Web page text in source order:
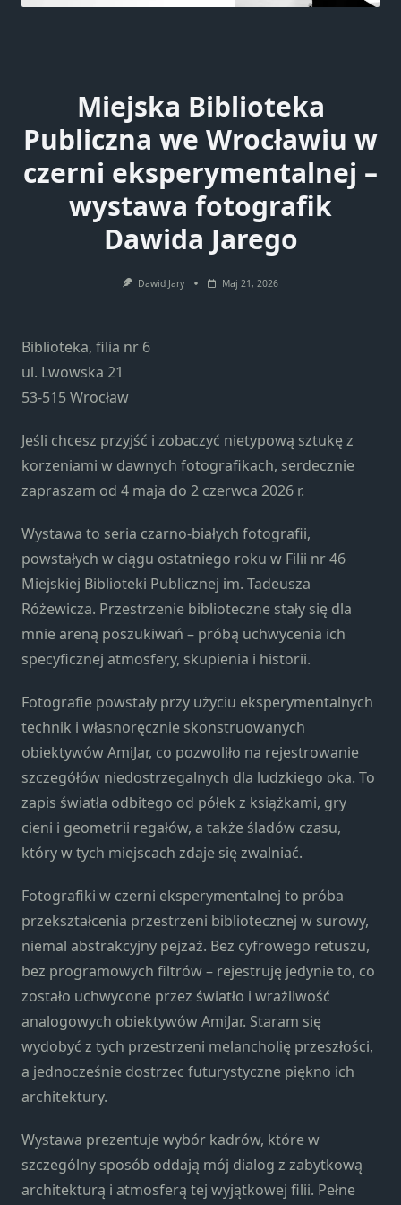
Miejska Biblioteka
Publiczna we Wrocławiu w
czerni eksperymentalnej –
wystawa fotografik
Dawida Jarego
Dawid Jary Maj 21, 2026
Biblioteka, filia nr 6
ul. Lwowska 21
53-515 Wrocław
Jeśli chcesz przyjść i zobaczyć nietypową sztukę z
korzeniami w dawnych fotografikach, serdecznie
zapraszam od 4 maja do 2 czerwca 2026 r.
Wystawa to seria czarno-białych fotografii,
powstałych w ciągu ostatniego roku w Filii nr 46
Miejskiej Biblioteki Publicznej im. Tadeusza
Różewicza. Przestrzenie biblioteczne stały się dla
mnie areną poszukiwań – próbą uchwycenia ich
specyficznej atmosfery, skupienia i historii.
Fotografie powstały przy użyciu eksperymentalnych
technik i własnoręcznie skonstruowanych
obiektywów AmiJar, co pozwoliło na rejestrowanie
szczegółów niedostrzegalnych dla ludzkiego oka. To
zapis światła odbitego od półek z książkami, gry
cieni i geometrii regałów, a także śladów czasu,
który w tych miejscach zdaje się zwalniać.
Fotografiki w czerni eksperymentalnej to próba
przekształcenia przestrzeni bibliotecznej w surowy,
niemal abstrakcyjny pejzaż. Bez cyfrowego retuszu,
bez programowych filtrów – rejestruję jedynie to, co
zostało uchwycone przez światło i wrażliwość
analogowych obiektywów AmiJar. Staram się
wydobyć z tych przestrzeni melancholię przeszłości,
a jednocześnie dostrzec futurystyczne piękno ich
architektury.
Wystawa prezentuje wybór kadrów, które w
szczególny sposób oddają mój dialog z zabytkową
architekturą i atmosferą tej wyjątkowej filii. Pełne
nie są
opcjonalne. Są
one potrzebne
funkcjonowania
internetowej.
Statystyka
Abyśmy mogli
poprawić
i strukturę
strony
internetowej,
na podstawie
tego, jak
strona jest
używana.
Doświadczenie
Aby nasza
strona
internetowa
działała jak
najlepiej
twojego
przejścia na nią.
Jeśli odrzucisz te
internetowej.